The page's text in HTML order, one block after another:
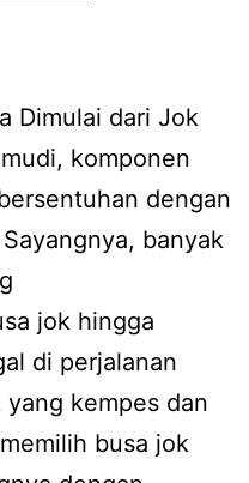
Dimulai dari Jok
komponen
dengan
banyak
jok hingga
di perjalanan
kempes dan
busa jok